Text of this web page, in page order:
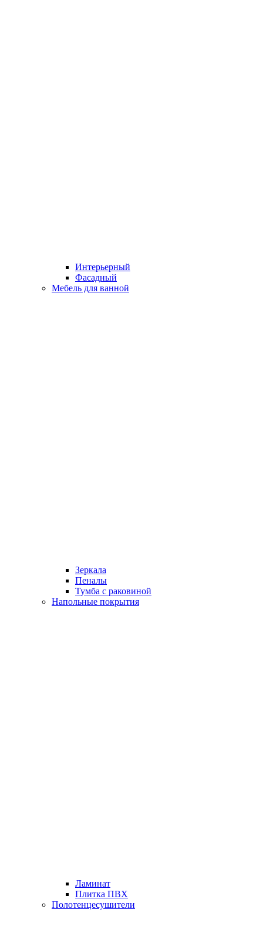
Интерьерный
Фасадный
Мебель для ванной
Зеркала
Пеналы
Тумба с раковиной
Напольные покрытия
Ламинат
Плитка ПВХ
Полотенцесушители